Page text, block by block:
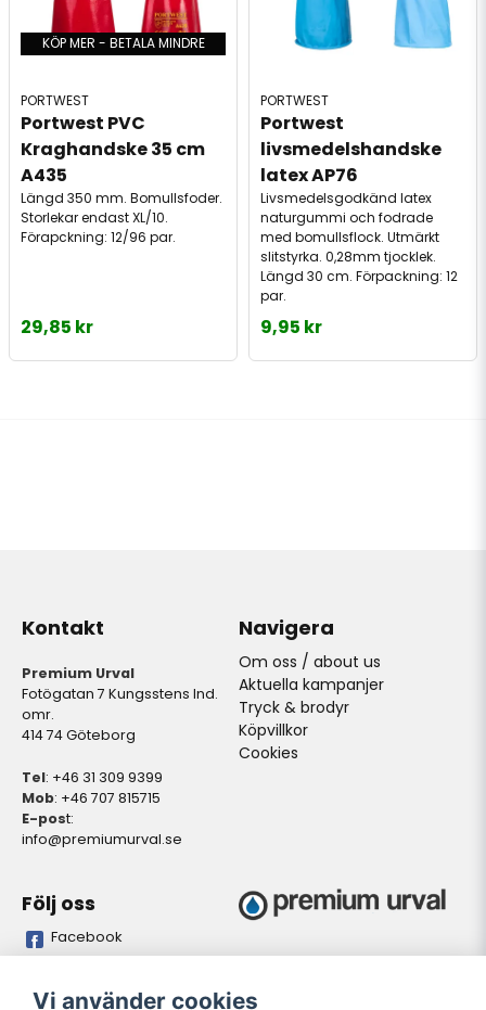
KÖP MER - BETALA MINDRE
PORTWEST
Portwest PVC
Kraghandske 35 cm
A435
Längd 350 mm. Bomullsfoder.
Storlekar endast XL/10.
Förapckning: 12/96 par.
29,85 kr
PORTWEST
Portwest
livsmedelshandske
latex AP76
Livsmedelsgodkänd latex
naturgummi och fodrade
med bomullsflock. Utmärkt
slitstyrka. 0,28mm tjocklek.
Längd 30 cm. Förpackning: 12
par.
9,95 kr
Kontakt
Premium Urval
Fotögatan 7 Kungsstens Ind.
omr.
414 74 Göteborg
Tel: +46 31 309 9399
Mob: +46 707 815715
E-post:
info@premiumurval.se
Navigera
Om oss / about us
Aktuella kampanjer
Tryck & brodyr
Köpvillkor
Cookies
Följ oss
Facebook
Bankgiro
Vi använder cookies